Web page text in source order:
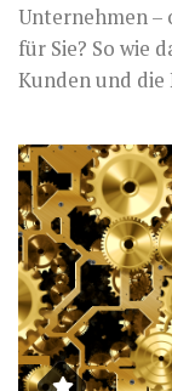
Unternehmen –
für Sie? So wie
Kunden und die